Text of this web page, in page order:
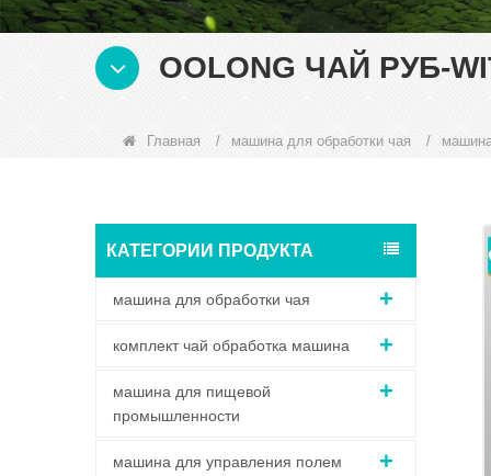
OOLONG ЧАЙ
Главная / машина для обработки чая /
КАТЕГОРИИ ПРОДУКТА
машина для обработки чая
комплект чай обработка машина
машина для пищевой
промышленности
машина для управления полем